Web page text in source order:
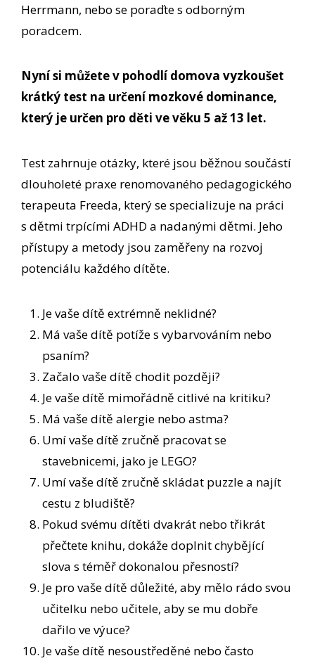
Herrmann, nebo se poraďte s odborným
poradcem.
Nyní si můžete v pohodlí domova vyzkoušet
krátký test na určení mozkové dominance,
který je určen pro děti ve věku 5 až 13 let.
Test zahrnuje otázky, které jsou běžnou součástí
dlouholeté praxe renomovaného pedagogického
terapeuta Freeda, který se specializuje na práci
s dětmi trpícími ADHD a nadanými dětmi. Jeho
přístupy a metody jsou zaměřeny na rozvoj
potenciálu každého dítěte.
Je vaše dítě extrémně neklidné?
Má vaše dítě potíže s vybarvováním nebo
psaním?
Začalo vaše dítě chodit později?
Je vaše dítě mimořádně citlivé na kritiku?
Má vaše dítě alergie nebo astma?
Umí vaše dítě zručně pracovat se
stavebnicemi, jako je LEGO?
Umí vaše dítě zručně skládat puzzle a najít
cestu z bludiště?
Pokud svému dítěti dvakrát nebo třikrát
přečtete knihu, dokáže doplnit chybějící
slova s téměř dokonalou přesností?
Je pro vaše dítě důležité, aby mělo rádo svou
učitelku nebo učitele, aby se mu dobře
dařilo ve výuce?
Je vaše dítě nesoustředěné nebo často